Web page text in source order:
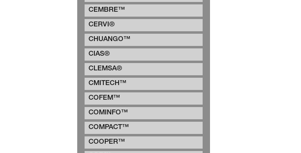
CEMBRE™
CERVI®
CHUANGO™
CIAS®
CLEMSA®
CMITECH™
COFEM™
COMINFO™
COMPACT™
COOPER™